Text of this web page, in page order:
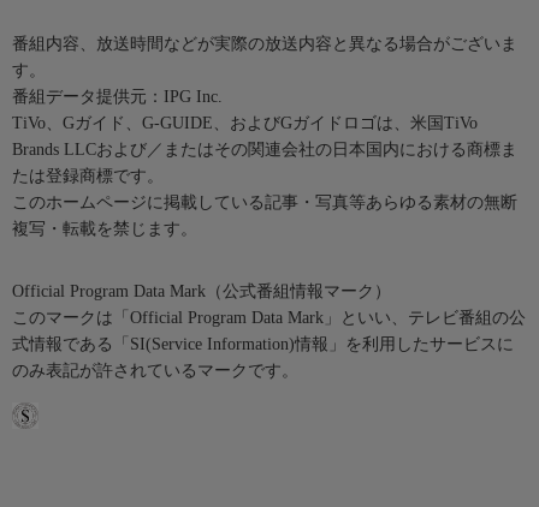
番組内容、放送時間などが実際の放送内容と異なる場合がございま
す。
番組データ提供元：IPG Inc.
TiVo、Gガイド、G-GUIDE、およびGガイドロゴは、米国TiVo
Brands LLCおよび／またはその関連会社の日本国内における商標ま
たは登録商標です。
このホームページに掲載している記事・写真等あらゆる素材の無断
複写・転載を禁じます。
Official Program Data Mark（公式番組情報マーク）
このマークは「Official Program Data Mark」といい、テレビ番組の公
式情報である「SI(Service Information)情報」を利用したサービスに
のみ表記が許されているマークです。